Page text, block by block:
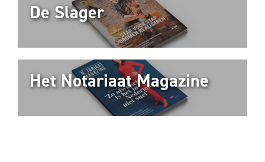
De Slager
Het Notariaat Magazine